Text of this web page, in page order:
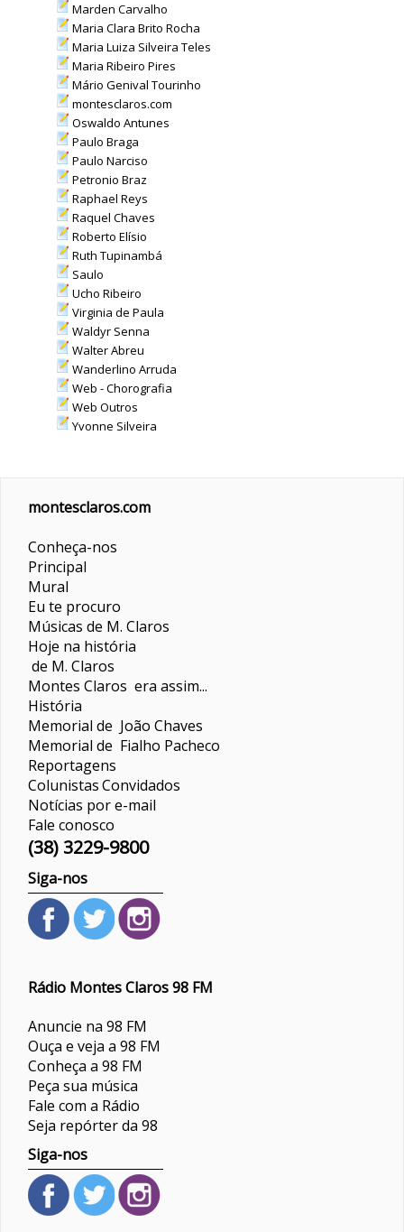
Marden Carvalho
Maria Clara Brito Rocha
Maria Luiza Silveira Teles
Maria Ribeiro Pires
Mário Genival Tourinho
montesclaros.com
Oswaldo Antunes
Paulo Braga
Paulo Narciso
Petronio Braz
Raphael Reys
Raquel Chaves
Roberto Elísio
Ruth Tupinambá
Saulo
Ucho Ribeiro
Virginia de Paula
Waldyr Senna
Walter Abreu
Wanderlino Arruda
Web - Chorografia
Web Outros
Yvonne Silveira
montesclaros.com
Conheça-nos
Principal
Mural
Eu te procuro
Músicas de M. Claros
Hoje na história
de M. Claros
Montes Claros era assim...
História
Memorial de João Chaves
Memorial de Fialho Pacheco
Reportagens
ColunistasConvidados
Notícias por e-mail
Fale conosco
(38) 3229-9800
Siga-nos
Rádio Montes Claros 98 FM
Anuncie na 98 FM
Ouça e veja a 98 FM
Conheça a 98 FM
Peça sua música
Fale com a Rádio
Seja repórter da 98
Siga-nos